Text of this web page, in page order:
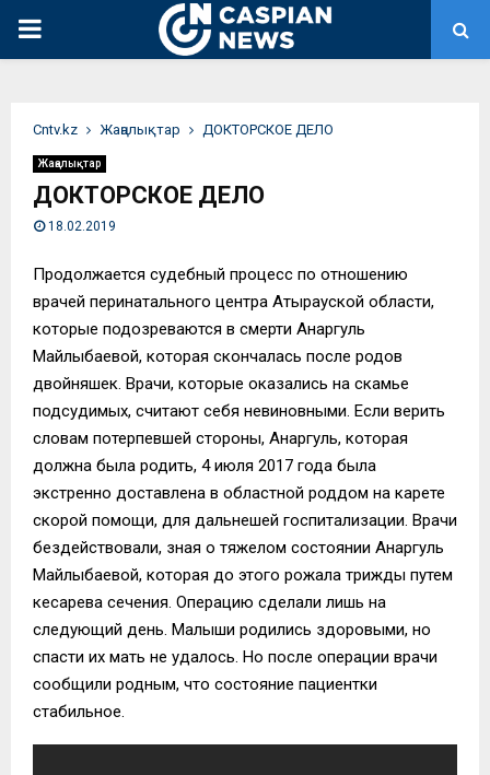
PRIMARY
Сntv.kz Жаңалықтар ДОКТОРСКОЕ ДЕЛО
Жаңалықтар
ДОКТОРСКОЕ ДЕЛО
18.02.2019
Продолжается судебный процесс по отношению
врачей перинатального центра Атырауской области,
которые подозреваются в смерти Анаргуль
Майлыбаевой, которая скончалась после родов
двойняшек. Врачи, которые оказались на скамье
подсудимых, считают себя невиновными. Если верить
словам потерпевшей стороны, Анаргуль, которая
должна была родить, 4 июля 2017 года была
экстренно доставлена в областной роддом на карете
скорой помощи, для дальнешей госпитализации. Врачи
бездействовали, зная о тяжелом состоянии Анаргуль
Майлыбаевой, которая до этого рожала трижды путем
кесарева сечения. Операцию сделали лишь на
следующий день. Малыши родились здоровыми, но
спасти их мать не удалось. Но после операции врачи
сообщили родным, что состояние пациентки
стабильное.